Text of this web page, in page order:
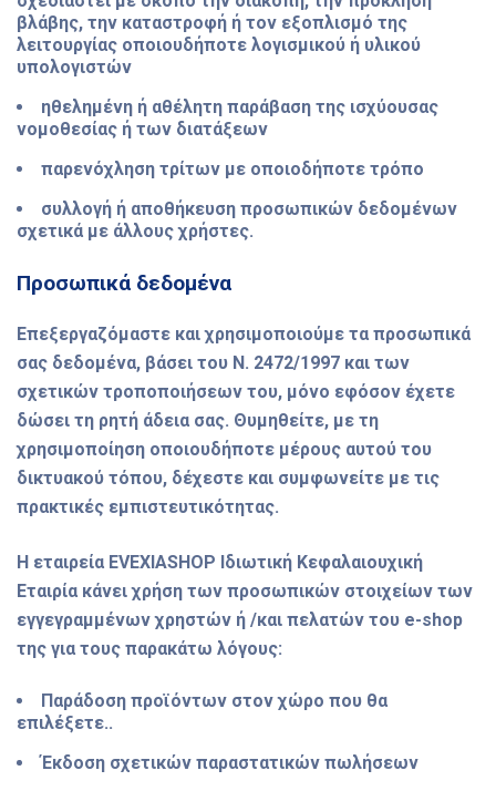
βλάβης, την καταστροφή ή τον εξοπλισμό της
λειτουργίας οποιουδήποτε λογισμικού ή υλικού
υπολογιστών
ηθελημένη ή αθέλητη παράβαση της ισχύουσας
νομοθεσίας ή των διατάξεων
παρενόχληση τρίτων με οποιοδήποτε τρόπο
συλλογή ή αποθήκευση προσωπικών δεδομένων
σχετικά με άλλους χρήστες.
Προσωπικά δεδομένα
Επεξεργαζόμαστε και χρησιμοποιούμε τα προσωπικά
σας δεδομένα, βάσει του Ν. 2472/1997 και των
σχετικών τροποποιήσεων του, μόνο εφόσον έχετε
δώσει τη ρητή άδεια σας. Θυμηθείτε, με τη
χρησιμοποίηση οποιουδήποτε μέρους αυτού του
δικτυακού τόπου, δέχεστε και συμφωνείτε με τις
πρακτικές εμπιστευτικότητας.
Η εταιρεία EVEXIASHOP Ιδιωτική Κεφαλαιουχική
Εταιρία κάνει χρήση των προσωπικών στοιχείων των
εγγεγραμμένων χρηστών ή /και πελατών του e-shop
της για τους παρακάτω λόγους:
Παράδοση προϊόντων στον χώρο που θα
επιλέξετε..
Έκδοση σχετικών παραστατικών πωλήσεων